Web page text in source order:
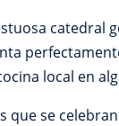
catedral
local en
se